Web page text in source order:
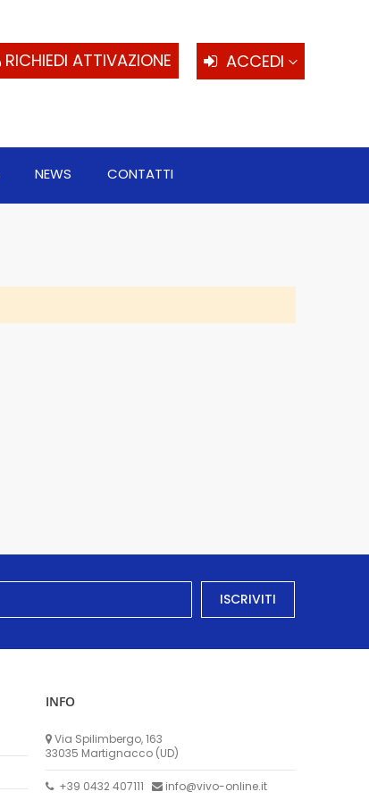
ACCEDI
RICHIEDI ATTIVAZIONE
NEWS CONTATTI
ISCRIVITI
INFO
Via Spilimbergo, 163
33035 Martignacco (UD)
+39 0432 407111 info@vivo-online.it